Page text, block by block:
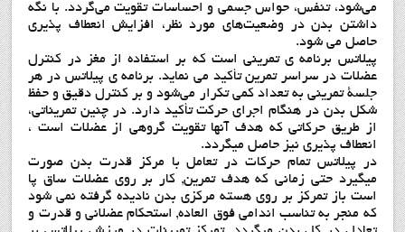
می‌شود، تنفس، حواس جسمی و احساسات تقویت می‌گردد. با نگه
داشتن بدن در وضعیت‌های مورد نظر، افزایش انعطاف پذیری
حاصل می شود.
پیلاتس برنامه ی تمرینی است که بر استفاده از مغز در کنترل
عضلات در سراسر تمرین تأکید می نماید. برنامه ی پیلاتس در هر
جلسۀ تمرینی به تعداد کمی تکرار می‌شود و بر کنترل دقیق و حفظ
شکل بدن در هنگام اجرای حرکت تأکید دارد. در چنین تمریناتی،
از طریق حرکاتی که هدف آنها تقویت گروهی از عضلات است ،
انعطاف پذیری نیز حاصل میگردد.
در پیلاتس تمام حرکات در تعامل با مرکز قدرت بدن صورت
میگیرد حتی زمانی که هدف تمرین, کار بر روی عضلات ساق پا
است باز تمرکز بر روی هسته مرکزی بدن نادیده گرفته نمی شود
که منجر به تناسب اندامی فوق العاده, استحکام عضلانی و قدرت و